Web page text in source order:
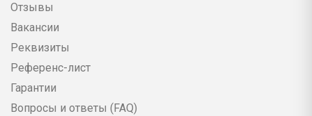
Отзывы
Вакансии
Реквизиты
Референс-лист
Гарантии
Вопросы и ответы (FAQ)